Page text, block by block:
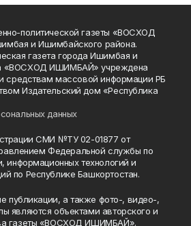
политической газеты «ВОСХОД
и Ишимбайского района.
газета города Ишимбая и
«ВОСХОД ИШИМБАЙ» учреждена
средствам массовой информации РБ
Издательский дом «Республика
данных
СМИ №ТУ 02-01877 от
Федеральной службы по
информационных технологий и
по Республике Башкортостан.
публикации, а также фото-, видео-,
являются объектами авторского и
газеты «ВОСХОД ИШИМБАЙ».